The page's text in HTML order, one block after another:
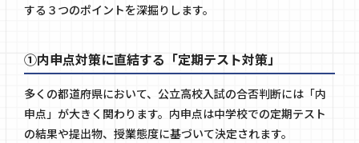
する３つのポイントを深掘りします。
①内申点対策に直結する「定期テスト対策」
多くの都道府県において、公立高校入試の合否判断には「内
申点」が大きく関わります。内申点は中学校での定期テスト
の結果や提出物、授業態度に基づいて決定されます。